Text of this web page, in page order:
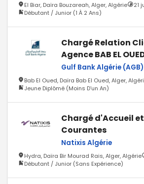
El Biar, Daïra Bouzareah, Alger, Algérie
21
Débutant / Junior (1 À 2 Ans)
Chargé Relation
Agence BAB EL
Gulf Bank Algérie (AGB)
Bab El Oued, Daïra Bab El Oued, Alger,
Jeune Diplômé (Moins D’un An)
Chargé d'Accueil
Courantes
Natixis Algérie
Hydra, Daïra Bir Mourad Rais, Alger, Algérie
Débutant / Junior (Sans Expérience)